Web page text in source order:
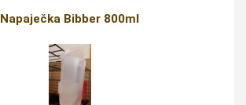
Napaječka Bibber 800ml